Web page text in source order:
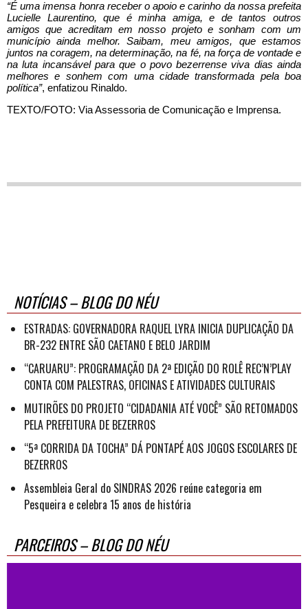
“É uma imensa honra receber o apoio e carinho da nossa prefeita
Lucielle Laurentino, que é minha amiga, e de tantos outros
amigos que acreditam em nosso projeto e sonham com um
município ainda melhor. Saibam, meu amigos, que estamos
juntos na coragem, na determinação, na fé, na força de vontade e
na luta incansável para que o povo bezerrense viva dias ainda
melhores e sonhem com uma cidade transformada pela boa
política”, enfatizou Rinaldo.
TEXTO/FOTO: Via Assessoria de Comunicação e Imprensa.
NOTÍCIAS – BLOG DO NÉU
ESTRADAS: GOVERNADORA RAQUEL LYRA INICIA DUPLICAÇÃO DA
BR-232 ENTRE SÃO CAETANO E BELO JARDIM
“CARUARU”: PROGRAMAÇÃO DA 2ª EDIÇÃO DO ROLÊ REC’N’PLAY
CONTA COM PALESTRAS, OFICINAS E ATIVIDADES CULTURAIS
MUTIRÕES DO PROJETO “CIDADANIA ATÉ VOCÊ” SÃO RETOMADOS
PELA PREFEITURA DE BEZERROS
“5ª CORRIDA DA TOCHA” DÁ PONTAPÉ AOS JOGOS ESCOLARES DE
BEZERROS
Assembleia Geral do SINDRAS 2026 reúne categoria em
Pesqueira e celebra 15 anos de história
PARCEIROS – BLOG DO NÉU